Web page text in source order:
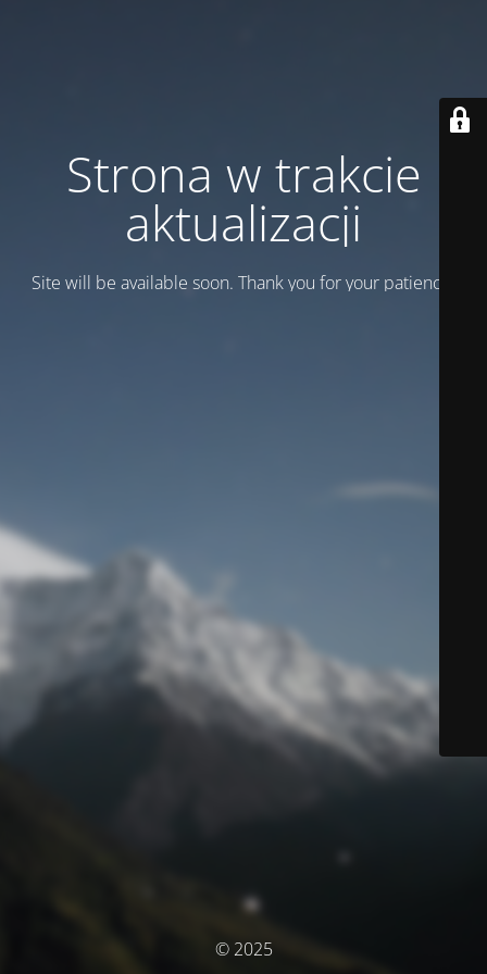
Strona w trakcie
aktualizacji
Site will be available soon. Thank you for your patience!
© 2025